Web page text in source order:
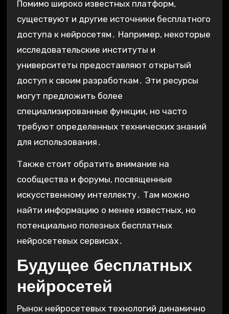
Помимо широко известных платформ,
существуют и другие источники бесплатного
доступа к нейросетям․ Например, некоторые
исследовательские институты и
университеты предоставляют открытый
доступ к своим разработкам․ Эти ресурсы
могут предложить более
специализированные функции, но часто
требуют определенных технических знаний
для использования․
Также стоит обратить внимание на
сообщества и форумы, посвященные
искусственному интеллекту․ Там можно
найти информацию о менее известных, но
потенциально полезных бесплатных
нейросетевых сервисах․
Будущее бесплатных
нейросетей
Рынок нейросетевых технологий динамично